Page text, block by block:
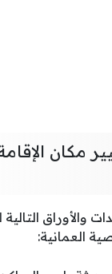
مكان
والأوراق التالية
العمانية: